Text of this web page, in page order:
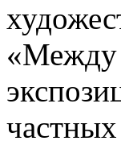
«Между